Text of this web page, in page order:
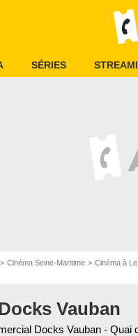
SÉRIES
Cinéma Seine-Maritime Cinéma à
Vauban
Docks Vauban - Quai